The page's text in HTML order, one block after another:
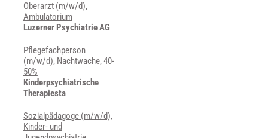
Oberarzt (m/w/d),
Ambulatorium
Luzerner Psychiatrie AG
Pflegefachperson
(m/w/d), Nachtwache, 40-
50%
Kinderpsychiatrische
Therapiesta
Sozialpädagoge (m/w/d),
Kinder- und